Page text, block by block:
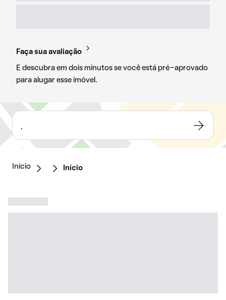
Faça sua avaliação
E descubra em dois minutos se você está pré-aprovado
para alugar esse imóvel.
,
Início Início